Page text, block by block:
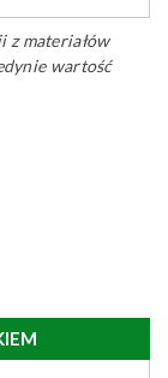
z materiałów
wartość